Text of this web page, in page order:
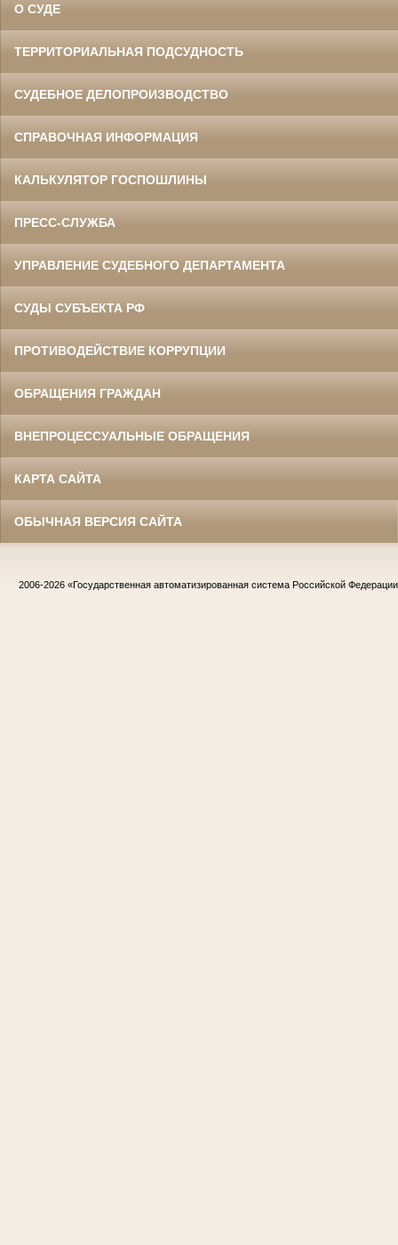
О СУДЕ
ТЕРРИТОРИАЛЬНАЯ ПОДСУДНОСТЬ
СУДЕБНОЕ ДЕЛОПРОИЗВОДСТВО
СПРАВОЧНАЯ ИНФОРМАЦИЯ
КАЛЬКУЛЯТОР ГОСПОШЛИНЫ
ПРЕСС-СЛУЖБА
УПРАВЛЕНИЕ СУДЕБНОГО ДЕПАРТАМЕНТА
СУДЫ СУБЪЕКТА РФ
ПРОТИВОДЕЙСТВИЕ КОРРУПЦИИ
ОБРАЩЕНИЯ ГРАЖДАН
ВНЕПРОЦЕССУАЛЬНЫЕ ОБРАЩЕНИЯ
КАРТА САЙТА
ОБЫЧНАЯ ВЕРСИЯ САЙТА
2006-2026 «Государственная автоматизированная система Российской